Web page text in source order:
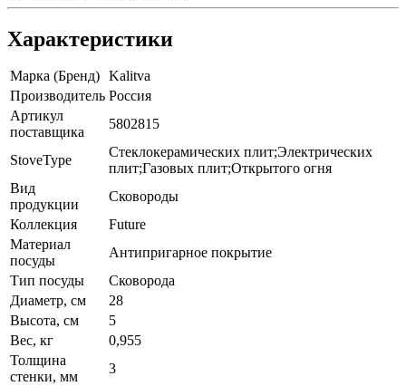
Характеристики
Марка (Бренд) Kalitva
Производитель Россия
Артикул
поставщика
5802815
StoveType
Стеклокерамических плит;Электрических
плит;Газовых плит;Открытого огня
Вид
продукции
Сковороды
Коллекция
Future
Материал
посуды
Антипригарное покрытие
Тип посуды
Сковорода
Диаметр, см
28
Высота, см
5
Вес, кг
0,955
Толщина
стенки, мм
3